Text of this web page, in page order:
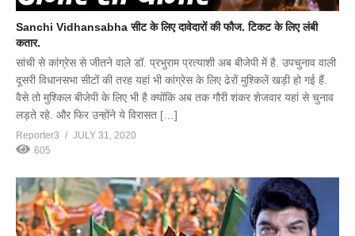
Sanchi Vidhansabha सीट के लिए दावेदारों की फौज. टिकट के लिए लंबी
कतार.
सांची से कांग्रेस से जीतने वाले डॉ. प्रभुराम प्रत्याशी अब बीजेपी में है. उपचुनाव वाली
दूसरी विधानसभा सीटों की तरह यहां भी कांग्रेस के लिए ढेरों मुश्किलें खड़ी हो गई हैं.
वैसे तो मुश्किल बीजेपी के लिए भी है क्योंकि अब तक गौरी शंकर शेजवार यहां से चुनाव
लड़ते रहे. और फिर उन्होंने ये विरासत […]
Reporter3
JULY 31, 2020
605